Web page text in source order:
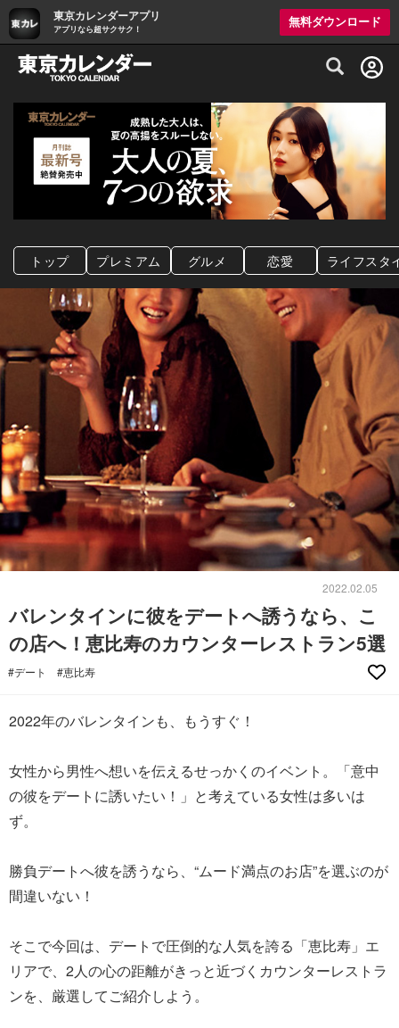
東京カレンダーアプリ
アプリなら超サクサク！
無料ダウンロード
グルメ情報・プレミアムレストラン予約
トップ プレミアム グルメ 恋愛 ライフスタ
2022.02.05
バレンタインに彼をデートへ誘うなら、こ
の店へ！恵比寿のカウンターレストラン5選
#デート #恵比寿
2022年のバレンタインも、もうすぐ！
女性から男性へ想いを伝えるせっかくのイベント。「意中
の彼をデートに誘いたい！」と考えている女性は多いは
ず。
勝負デートへ彼を誘うなら、“ムード満点のお店”を選ぶのが
間違いない！
そこで今回は、デートで圧倒的な人気を誇る「恵比寿」エ
リアで、2人の心の距離がきっと近づくカウンターレストラ
ンを、厳選してご紹介しよう。